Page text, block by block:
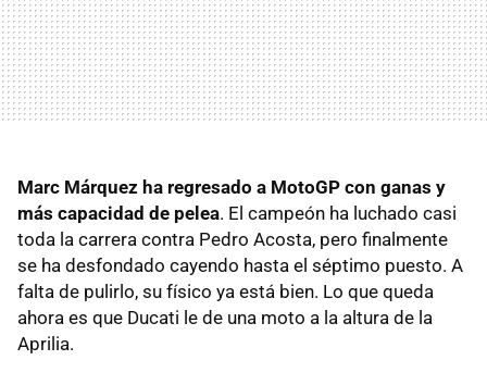
Marc Márquez ha regresado a MotoGP con ganas y
más capacidad de pelea. El campeón ha luchado casi
toda la carrera contra Pedro Acosta, pero finalmente
se ha desfondado cayendo hasta el séptimo puesto. A
falta de pulirlo, su físico ya está bien. Lo que queda
ahora es que Ducati le de una moto a la altura de la
Aprilia.